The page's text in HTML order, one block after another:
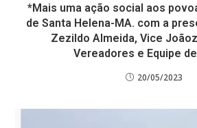
*Mais uma ação social aos
de Santa Helena-MA. com a
Zezildo Almeida, Vice
Vereadores e Equipe
20/05/2023